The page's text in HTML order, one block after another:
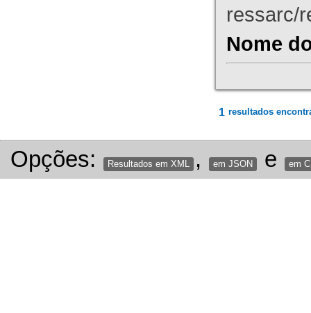
ressarc/
Nome
1 resultados
Opções: Resultados em XML , em JSON e em